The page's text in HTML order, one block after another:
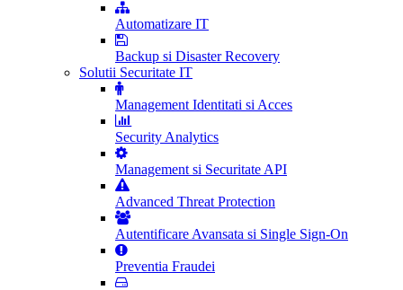
Automatizare IT
Backup si Disaster Recovery
Solutii Securitate IT
Management Identitati si Acces
Security Analytics
Management si Securitate API
Advanced Threat Protection
Autentificare Avansata si Single Sign-On
Preventia Fraudei